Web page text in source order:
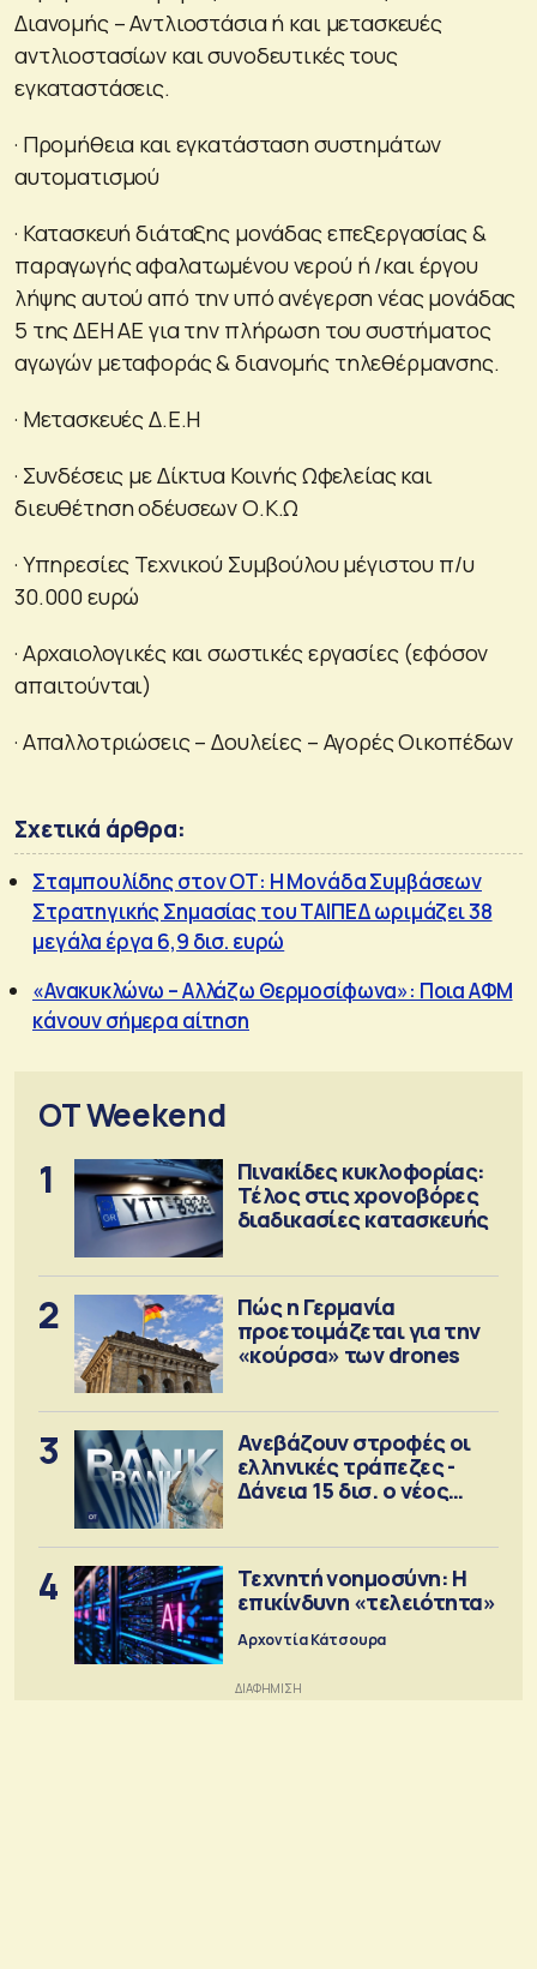
Διανομής – Αντλιοστάσια ή και μετασκευές
αντλιοστασίων και συνοδευτικές τους
εγκαταστάσεις.
· Προμήθεια και εγκατάσταση συστημάτων
αυτοματισμού
· Κατασκευή διάταξης μονάδας επεξεργασίας &
παραγωγής αφαλατωμένου νερού ή /και έργου
λήψης αυτού από την υπό ανέγερση νέας μονάδας
5 της ΔΕΗ ΑΕ για την πλήρωση του συστήματος
αγωγών μεταφοράς & διανομής τηλεθέρμανσης.
· Μετασκευές Δ.Ε.Η
· Συνδέσεις με Δίκτυα Κοινής Ωφελείας και
διευθέτηση οδέυσεων Ο.Κ.Ω
· Υπηρεσίες Τεχνικού Συμβούλου μέγιστου π/υ
30.000 ευρώ
· Αρχαιολογικές και σωστικές εργασίες (εφόσον
απαιτούνται)
· Απαλλοτριώσεις – Δουλείες – Αγορές Οικοπέδων
Σχετικά άρθρα:
Σταμπουλίδης στον ΟΤ: Η Μονάδα Συμβάσεων
Στρατηγικής Σημασίας του ΤΑΙΠΕΔ ωριμάζει 38
μεγάλα έργα 6,9 δισ. ευρώ
«Ανακυκλώνω – Αλλάζω Θερμοσίφωνα»: Ποια ΑΦΜ
κάνουν σήμερα αίτηση
OT Weekend
1
Πινακίδες κυκλοφορίας:
Τέλος στις χρονοβόρες
διαδικασίες κατασκευής
2
Πώς η Γερμανία
προετοιμάζεται για την
«κούρσα» των drones
3
Ανεβάζουν στροφές οι
ελληνικές τράπεζες -
Δάνεια 15 δισ. ο νέος
4
Τεχνητή νοημοσύνη: Η
επικίνδυνη «τελειότητα»
Αρχοντία Κάτσουρα